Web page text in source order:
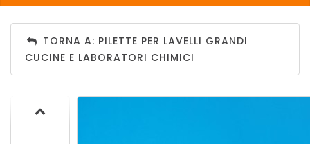
TORNA A: PILETTE PER LAVELLI GRANDI
CUCINE E LABORATORI CHIMICI